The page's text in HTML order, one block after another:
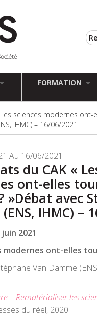
FORMATION
sciences modernes
IHMC) – 16/06/2021
Au 16/06/2021
du CAK «
ont-elles
»Débat avec
IHMC) –
juin 2021
modernes ont-elles
Van Damme
– Rematérialiser les
du réel, 2020